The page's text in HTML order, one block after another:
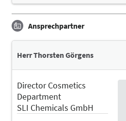
Ansprechpartner
Herr Thorsten Görgens
Director Cosmetics
Department
SLI Chemicals GmbH